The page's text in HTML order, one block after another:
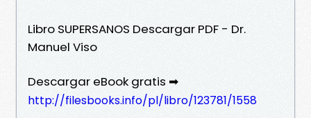
Libro SUPERSANOS Descargar PDF - Dr.
Manuel Viso
Descargar eBook gratis ➡
http://filesbooks.info/pl/libro/123781/1558